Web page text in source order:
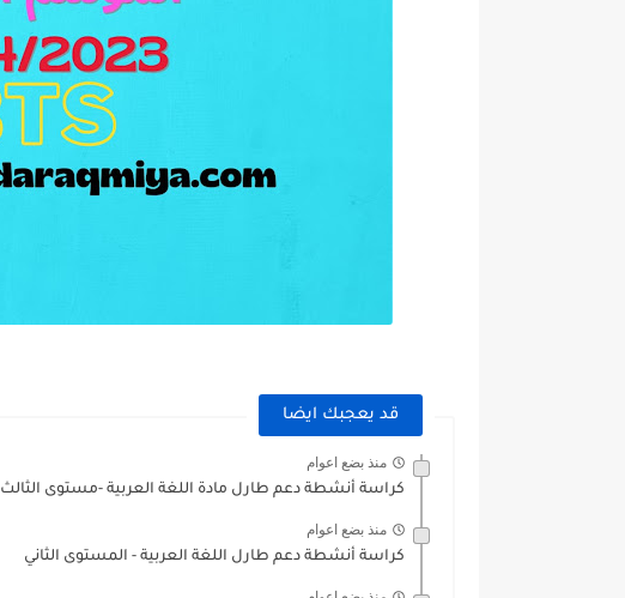
قد يعجبك ايضا
منذ بضع اعوام
كراسة أنشطة دعم طارل مادة اللغة العربية -مستوى الثالث
منذ بضع اعوام
كراسة أنشطة دعم طارل اللغة العربية - المستوى الثاني